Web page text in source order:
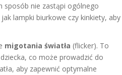
sposób nie zastąpi ogólnego
lampki biurkowe czy kinkiety, aby
migotania światła (flicker). To
co może prowadzić do
aby zapewnić optymalne